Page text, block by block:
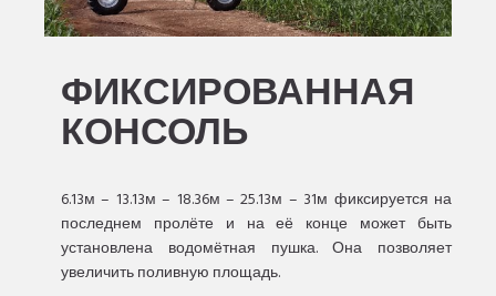
ФИКСИРОВАННАЯ
КОНСОЛЬ
6.13м – 13.13м – 18.36м – 25.13м – 31м фиксируется на
последнем пролёте и на её конце может быть
установлена водомётная пушка. Она позволяет
увеличить поливную площадь.